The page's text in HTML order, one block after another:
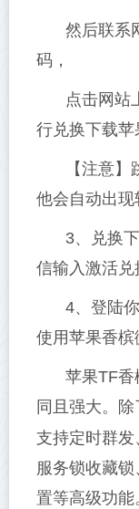
然后联系
码，
点击网站
行兑换下载苹
【注意
他会自动出
3、兑换
信输入激活兑
4、登陆
使用苹果香槟
苹果TF香
同且强大。
支持定时群发
服务锁收藏
置等高级功